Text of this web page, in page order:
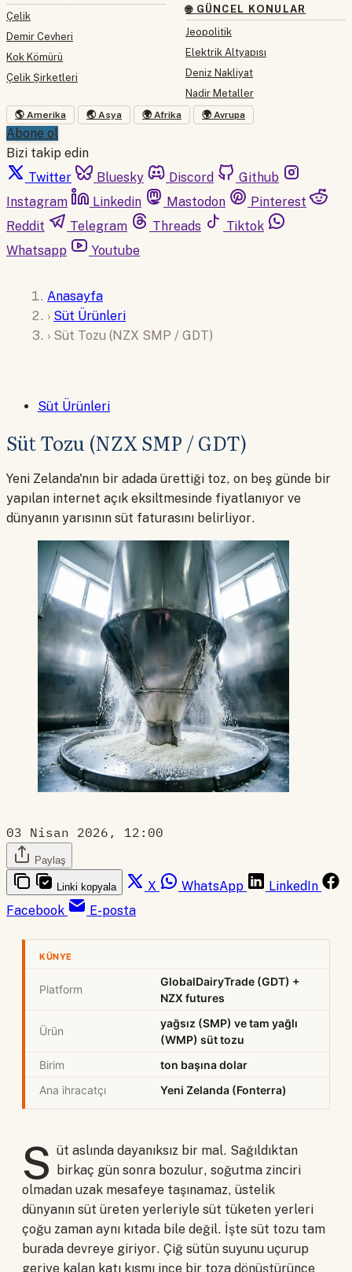
Çelik
Demir Cevheri
Kok Kömürü
Çelik Şirketleri
🌐 GÜNCEL KONULAR
Jeopolitik
Elektrik Altyapısı
Deniz Nakliyat
Nadir Metaller
🌎 Amerika 🌏 Asya 🌍 Afrika 🌍 Avrupa
Abone ol
Bizi takip edin
Twitter
Bluesky Discord
Github
Instagram
Linkedin Mastodon
Pinterest
Reddit
Telegram Threads
Tiktok
Whatsapp
Youtube
Anasayfa
› Süt Ürünleri
› Süt Tozu (NZX SMP / GDT)
Süt Ürünleri
Süt Tozu (NZX SMP / GDT)
Yeni Zelanda'nın bir adada ürettiği toz, on beş günde bir
yapılan internet açık eksiltmesinde fiyatlanıyor ve
dünyanın yarısının süt faturasını belirliyor.
03 Nisan 2026, 12:00
Paylaş
Linki kopyala X WhatsApp
LinkedIn
Facebook
E-posta
KÜNYE
Platform
GlobalDairyTrade (GDT) +
NZX futures
Ürün
yağsız (SMP) ve tam yağlı
(WMP) süt tozu
Birim
ton başına dolar
Ana ihracatçı
Yeni Zelanda (Fonterra)
S üt aslında dayanıksız bir mal. Sağıldıktan
birkaç gün sonra bozulur, soğutma zinciri
olmadan uzak mesafeye taşınamaz, üstelik
dünyanın süt üreten yerleriyle süt tüketen yerleri
çoğu zaman aynı kıtada bile değil. İşte süt tozu tam
burada devreye giriyor. Çiğ sütün suyunu uçurup
geriye kalan katı kısmı ince bir toza dönüştürünce